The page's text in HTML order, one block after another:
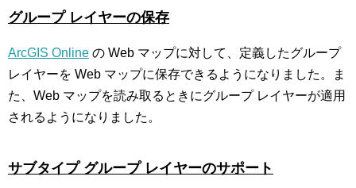
グループ レイヤーの保存
ArcGIS Online の Web マップに対して、定義したグループ
レイヤーを Web マップに保存できるようになりました。ま
た、Web マップを読み取るときにグループ レイヤーが適用
されるようになりました。
サブタイプ グループ レイヤーのサポート